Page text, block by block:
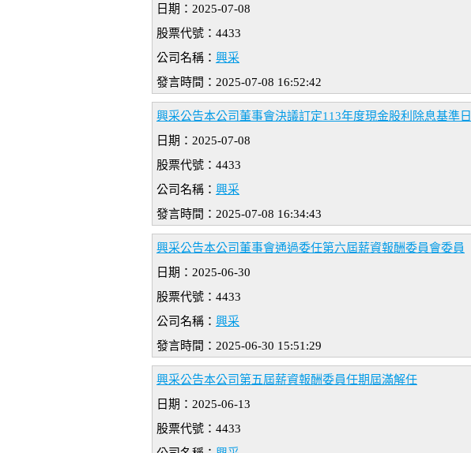
日期：2025-07-08
股票代號：4433
公司名稱： 興采
發言時間：2025-07-08 16:52:42
興采公告本公司董事會決議訂定113年度現金股利除息基準日
日期：2025-07-08
股票代號：4433
公司名稱： 興采
發言時間：2025-07-08 16:34:43
興采公告本公司董事會通過委任第六屆薪資報酬委員會委員
日期：2025-06-30
股票代號：4433
公司名稱： 興采
發言時間：2025-06-30 15:51:29
興采公告本公司第五屆薪資報酬委員任期屆滿解任
日期：2025-06-13
股票代號：4433